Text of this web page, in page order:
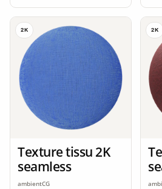
2K
Texture tissu 2K
seamless
ambientCG
2K